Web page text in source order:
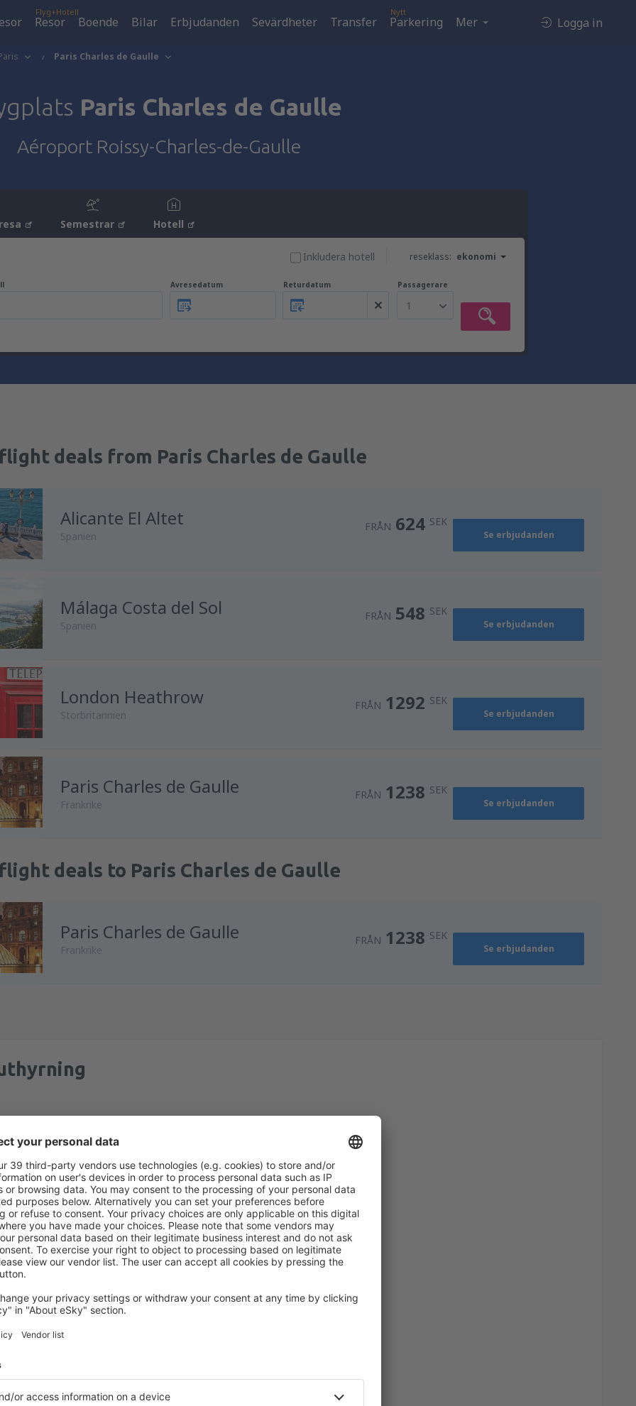
Flyg+Hotell
Resor Boende Bilar Erbjudanden Sevärdheter Transfer
Nytt
Parkering Mer Logga in
Paris Charles de Gaulle
Paris Charles de Gaulle
Aéroport Roissy-Charles-de-Gaulle
Semestrar Hotell
reseklass: ekonomi
Inkludera hotell
Avresedatum Returdatum Passagerare
1
deals from Paris Charles de Gaulle
Alicante El Altet
Spanien
FRÅN 624 SEK
Se erbjudanden
Málaga Costa del Sol
Spanien
FRÅN 548 SEK
Se erbjudanden
London Heathrow
Storbritannien
FRÅN 1292 SEK
Se erbjudanden
Paris Charles de Gaulle
Frankrike
FRÅN 1238 SEK
Se erbjudanden
deals to Paris Charles de Gaulle
Paris Charles de Gaulle
Frankrike
FRÅN 1238 SEK
Se erbjudanden